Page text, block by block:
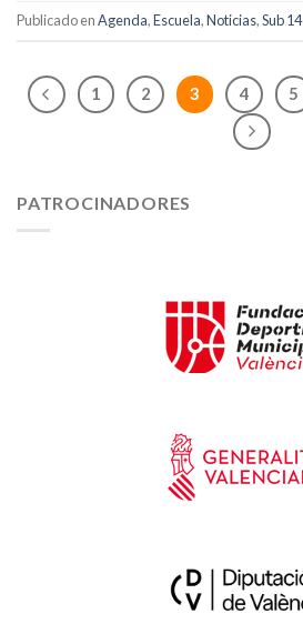
Publicado enAgenda,Escuela,Noticias,Sub 14
1 2 3 4 5
PATROCINADORES